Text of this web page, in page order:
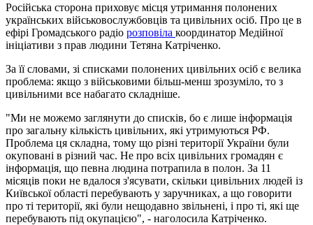
Російська сторона приховує місця утримання полонених
українських військовослужбовців та цивільних осіб. Про це в
ефірі Громадського радіо розповіла координатор Медійної
ініціативи з прав людини Тетяна Катріченко.
За її словами, зі списками полонених цивільних осіб є велика
проблема: якщо з військовими більш-менш зрозуміло, то з
цивільними все набагато складніше.
"Ми не можемо заглянути до списків, бо є лише інформація
про загальну кількість цивільних, які утримуються РФ.
Проблема ця складна, тому що різні території України були
окуповані в різний час. Не про всіх цивільних громадян є
інформація, що певна людина потрапила в полон. За 11
місяців поки не вдалося з'ясувати, скільки цивільних людей із
Київської області перебувають у заручниках, а що говорити
про ті території, які були нещодавно звільнені, і про ті, які ще
перебувають під окупацією", - наголосила Катріченко.